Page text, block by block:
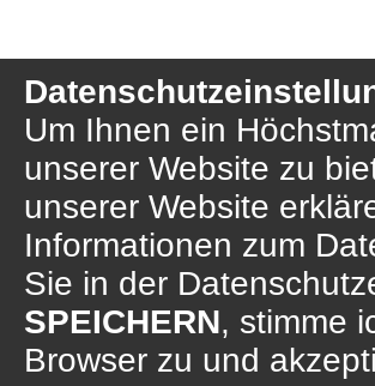
Um Ihnen ein
unserer Website zu
unserer Website
Informationen zum
Sie in der
SPEICHERN, stimme
Browser zu und